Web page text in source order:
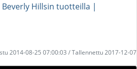
Hillsin tuotteilla |
2014-08-25 07:00:03 / Tallennettu 2017-12-07